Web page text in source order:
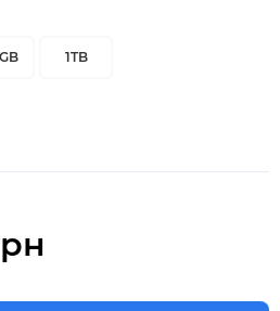
1TB